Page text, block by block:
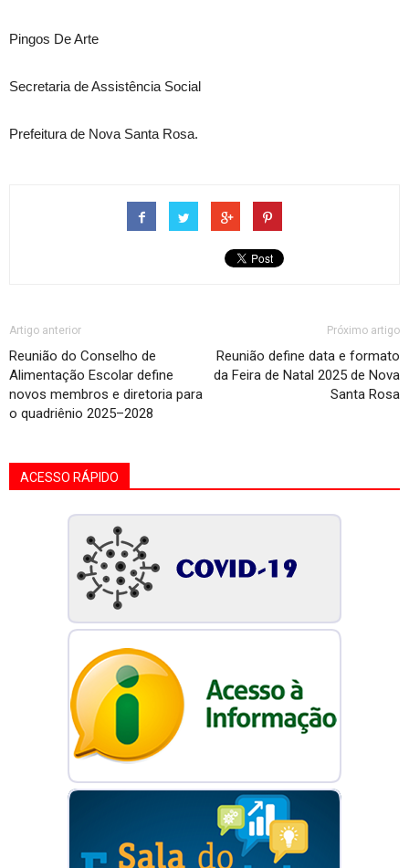
Pingos De Arte
Secretaria de Assistência Social
Prefeitura de Nova Santa Rosa.
Artigo anterior
Reunião do Conselho de
Alimentação Escolar define
novos membros e diretoria para
o quadriênio 2025–2028
Próximo artigo
Reunião define data e formato
da Feira de Natal 2025 de Nova
Santa Rosa
ACESSO RÁPIDO